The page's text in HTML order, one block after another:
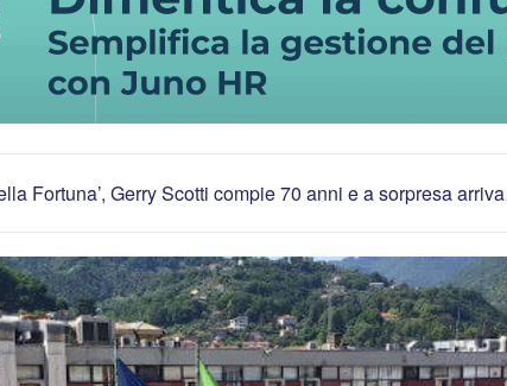
Fortuna’, Gerry Scotti compie 70 anni e a sorpresa